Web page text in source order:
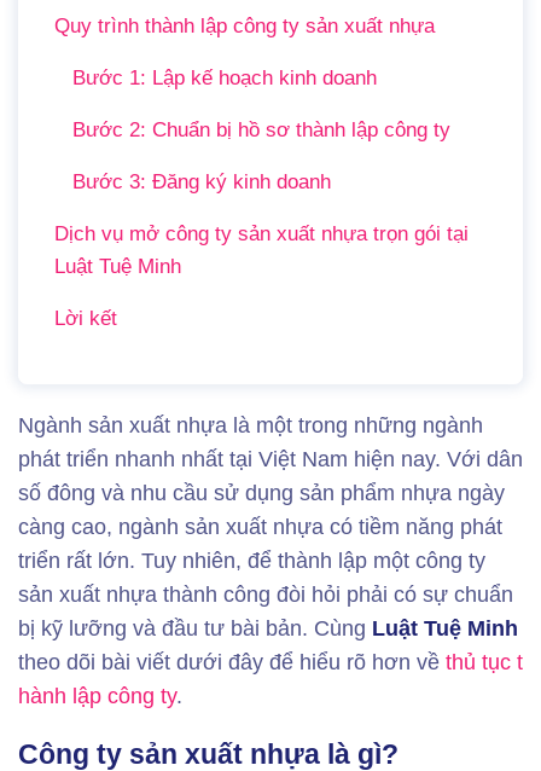
Quy trình thành lập công ty sản xuất nhựa
Bước 1: Lập kế hoạch kinh doanh
Bước 2: Chuẩn bị hồ sơ thành lập công ty
Bước 3: Đăng ký kinh doanh
Dịch vụ mở công ty sản xuất nhựa trọn gói tại
Luật Tuệ Minh
Lời kết
Ngành sản xuất nhựa là một trong những ngành
phát triển nhanh nhất tại Việt Nam hiện nay. Với dân
số đông và nhu cầu sử dụng sản phẩm nhựa ngày
càng cao, ngành sản xuất nhựa có tiềm năng phát
triển rất lớn. Tuy nhiên, để thành lập một công ty
sản xuất nhựa thành công đòi hỏi phải có sự chuẩn
bị kỹ lưỡng và đầu tư bài bản. Cùng Luật Tuệ Minh
theo dõi bài viết dưới đây để hiểu rõ hơn về thủ tục t
hành lập công ty.
Công ty sản xuất nhựa là gì?